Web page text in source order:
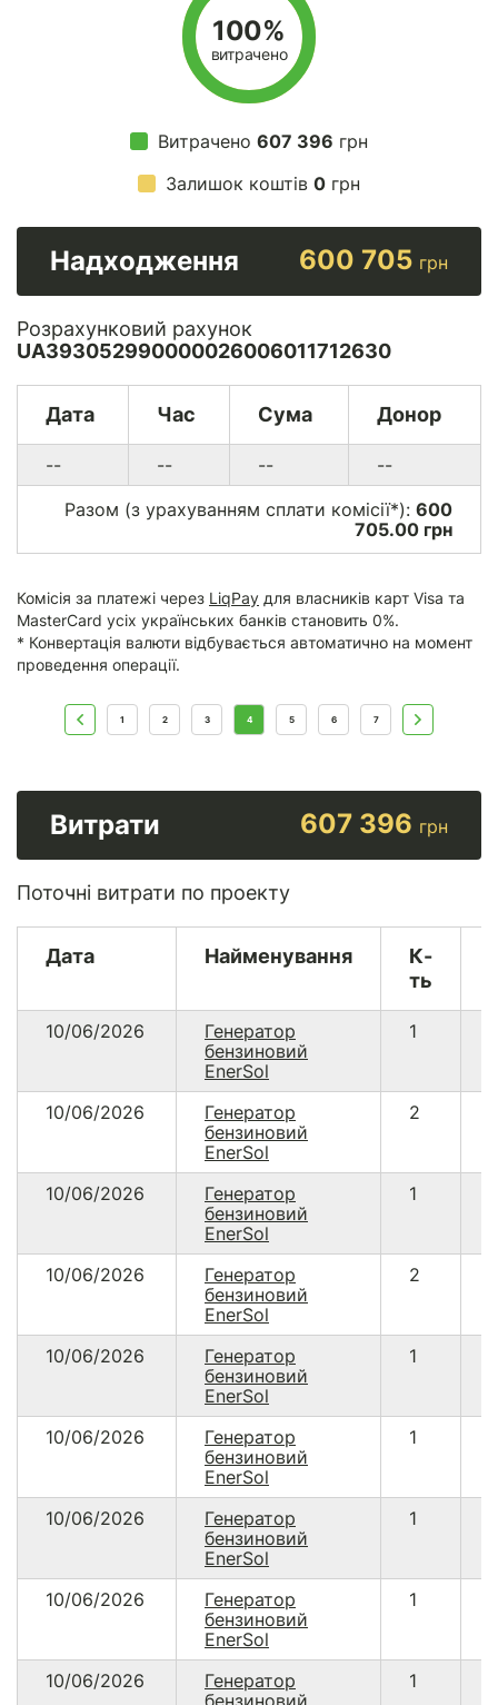
100%
витрачено
Витрачено 607 396 грн
Залишок коштів 0 грн
Надходження 600 705 грн
Розрахунковий рахунок
UA393052990000026006011712630
Дата Час Сума Донор
-- -- --
--
Разом (з урахуванням сплати комісії*): 600
705.00 грн
Комісія за платежі через LiqPay для власників карт Visa та
MasterCard усіх українських банків становить 0%.
* Конвертація валюти відбувається автоматично на момент
проведення операції.
1 2 3 4 5 6 7
Витрати 607 396 грн
Поточні витрати по проекту
Дата Найменування
К-
ть
10/06/2026
Генератор
бензиновий
EnerSol
1
10/06/2026
Генератор
бензиновий
EnerSol
2
10/06/2026
Генератор
бензиновий
EnerSol
1
10/06/2026
Генератор
бензиновий
EnerSol
2
10/06/2026
Генератор
бензиновий
EnerSol
1
10/06/2026
Генератор
бензиновий
EnerSol
1
10/06/2026
Генератор
бензиновий
EnerSol
1
10/06/2026
Генератор
бензиновий
EnerSol
1
10/06/2026
Генератор
1